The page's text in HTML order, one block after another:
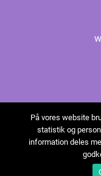
På vores website
statistik og
information deles